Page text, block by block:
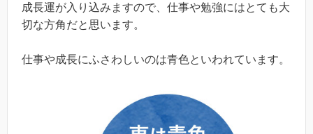
成長運が入り込みますので、仕事や勉強にはとても大
切な方角だと思います。
仕事や成長にふさわしいのは青色といわれています。